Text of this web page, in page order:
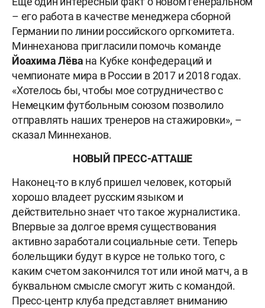
– его работа в качестве менеджера сборной
Германии по линии российского оргкомитета.
Миннеханова пригласили помочь команде
Йоахима Лёва на Кубке конфедераций и
чемпионате мира в России в 2017 и 2018 годах.
«Хотелось бы, чтобы мое сотрудничество с
Немецким футбольным союзом позволило
отправлять наших тренеров на стажировки», –
сказал Миннеханов.
НОВЫЙ ПРЕСС-АТТАШЕ
Наконец-то в клуб пришел человек, который
хорошо владеет русским языком и
действительно знает что такое журналистика.
Впервые за долгое время существования
активно заработали социальные сети. Теперь
болельщики будут в курсе не только того, с
каким счетом закончился тот или иной матч, а в
буквальном смысле смогут жить с командой.
Пресс-центр клуба представляет вниманию